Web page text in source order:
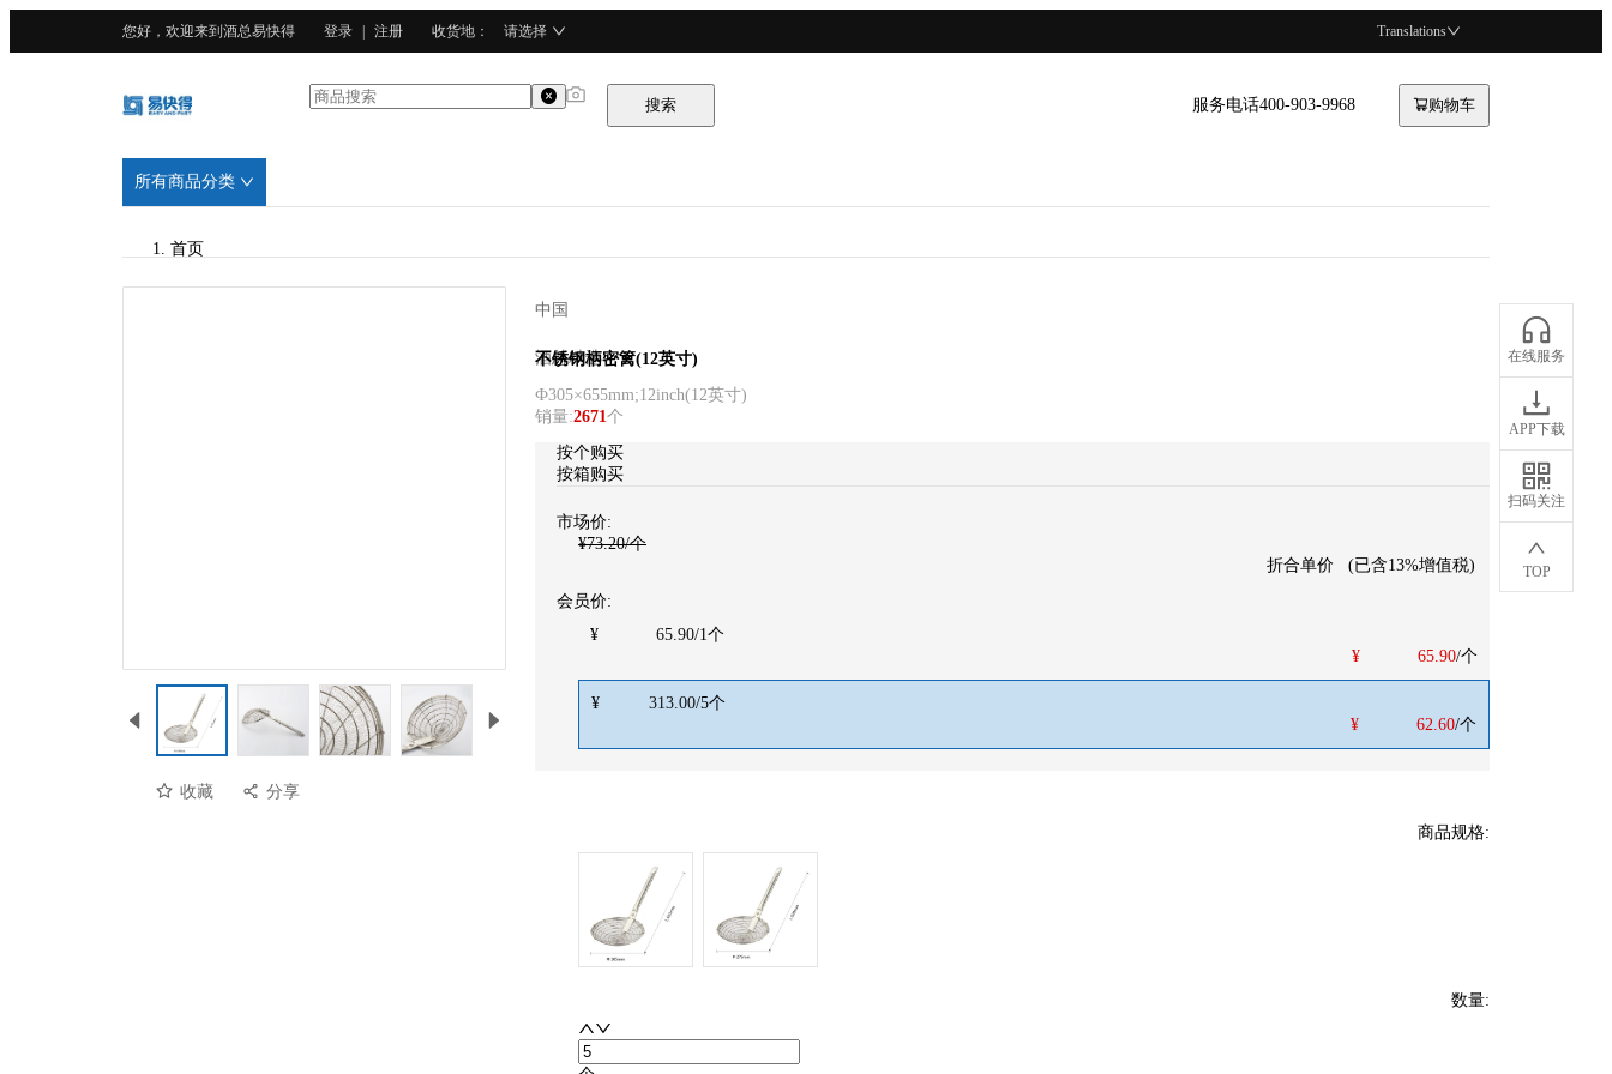
您好，欢迎来到酒总易快得 登录 注册 收货地 ： 请选择 Translations
搜索 服务电话400-903-9968 购物车
所有商品分类
在线服务
APP下载
扫码关注
TOP
首页
收藏 分享
中国
酒总精选
不锈钢柄密篱(12英寸)
Ф305×655mm;12inch(12英寸)
销量:2671个
按个购买
按箱购买
市场价:
¥73.20/个
折合单价
(已含13%增值税)
会员价:
¥
65.90/1个
¥
65.90/个
¥ 313.00/5个
¥
62.60/个
商品规格:
数量: